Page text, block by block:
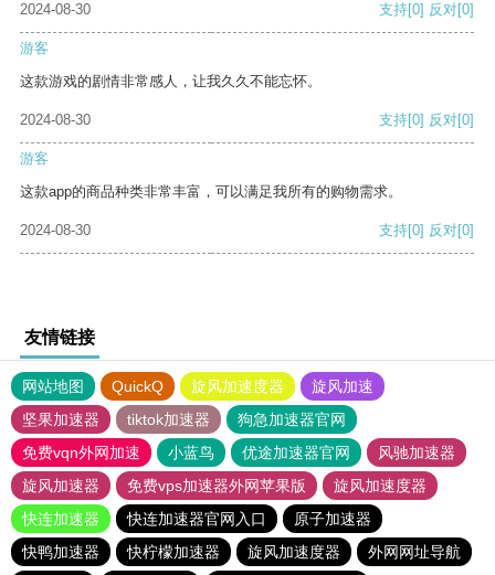
2024-08-30
支持[0] 反对[0]
游客
这款游戏的剧情非常感人，让我久久不能忘怀。
2024-08-30 支持[0] 反对[0]
游客
这款app的商品种类非常丰富，可以满足我所有的购物需求。
2024-08-30 支持[0] 反对[0]
友情链接
网站地图 QuickQ 旋风加速度器
旋风加速
坚果加速器
tiktok加速器
狗急加速器官网
免费vqn外网加速
小蓝鸟 优途加速器官网
风驰加速器
旋风加速器
免费vps加速器外网苹果版
旋风加速度器
快连加速器
快连加速器官网入口
原子加速器
快鸭加速器
快柠檬加速器 旋风加速度器
外网网址导航